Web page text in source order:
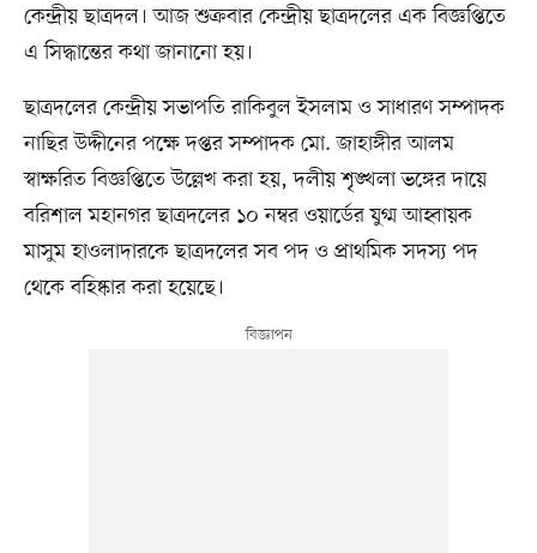
কেন্দ্রীয় ছাত্রদল। আজ শুক্রবার কেন্দ্রীয় ছাত্রদলের এক বিজ্ঞপ্তিতে
এ সিদ্ধান্তের কথা জানানো হয়।
ছাত্রদলের কেন্দ্রীয় সভাপতি রাকিবুল ইসলাম ও সাধারণ সম্পাদক
নাছির উদ্দীনের পক্ষে দপ্তর সম্পাদক মো. জাহাঙ্গীর আলম
স্বাক্ষরিত বিজ্ঞপ্তিতে উল্লেখ করা হয়, দলীয় শৃঙ্খলা ভঙ্গের দায়ে
বরিশাল মহানগর ছাত্রদলের ১০ নম্বর ওয়ার্ডের যুগ্ম আহ্বায়ক
মাসুম হাওলাদারকে ছাত্রদলের সব পদ ও প্রাথমিক সদস্য পদ
থেকে বহিষ্কার করা হয়েছে।